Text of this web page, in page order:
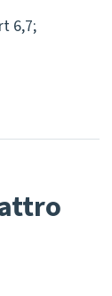
6,7;